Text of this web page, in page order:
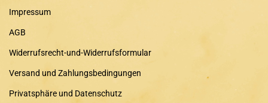
Impressum
AGB
Widerrufsrecht-und-Widerrufsformular
Versand und Zahlungsbedingungen
Privatsphäre und Datenschutz